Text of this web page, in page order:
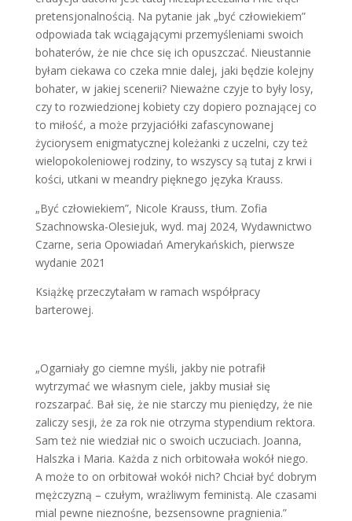
pretensjonalnością. Na pytanie jak „być człowiekiem”
odpowiada tak wciągającymi przemyśleniami swoich
bohaterów, że nie chce się ich opuszczać. Nieustannie
byłam ciekawa co czeka mnie dalej, jaki będzie kolejny
bohater, w jakiej scenerii? Nieważne czyje to były losy,
czy to rozwiedzionej kobiety czy dopiero poznającej co
to miłość, a może przyjaciółki zafascynowanej
życiorysem enigmatycznej koleżanki z uczelni, czy też
wielopokoleniowej rodziny, to wszyscy są tutaj z krwi i
kości, utkani w meandry pięknego języka Krauss.
„Być człowiekiem”, Nicole Krauss, tłum. Zofia
Szachnowska-Olesiejuk, wyd. maj 2024, Wydawnictwo
Czarne, seria Opowiadań Amerykańskich, pierwsze
wydanie 2021
Książkę przeczytałam w ramach współpracy
barterowej.
„Ogarniały go ciemne myśli, jakby nie potrafił
wytrzymać we własnym ciele, jakby musiał się
rozszarpać. Bał się, że nie starczy mu pieniędzy, że nie
zaliczy sesji, że za rok nie otrzyma stypendium rektora.
Sam też nie wiedział nic o swoich uczuciach. Joanna,
Halszka i Maria. Każda z nich orbitowała wokół niego.
A może to on orbitował wokół nich? Chciał być dobrym
mężczyzną – czułym, wrażliwym feministą. Ale czasami
mial pewne nieznośne, bezsensowne pragnienia.”